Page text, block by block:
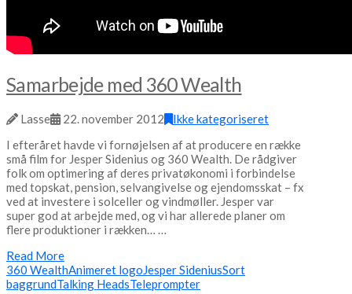
Samarbejde med 360 Wealth
Lasse 22. november 2012
Ikke kategoriseret
I efteråret havde vi fornøjelsen af at producere en række
små film for Jesper Sidenius og 360 Wealth. De rådgiver
folk om optimering af deres privatøkonomi i forbindelse
med topskat, pension, selvangivelse og ejendomsskat – fx
ved at investere i solceller og vindmøller. Jesper var
super god at arbejde med, og vi har allerede planer om
flere produktioner i rækken… …
Read More
360 WealthAnimeret logoJesper SideniusSort
baggrundTalking HeadsTeleprompter